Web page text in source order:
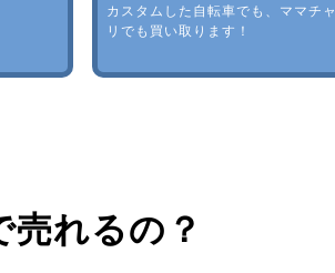
カスタムした自転車でも、ママチャ
リでも買い取ります！
売れるの？